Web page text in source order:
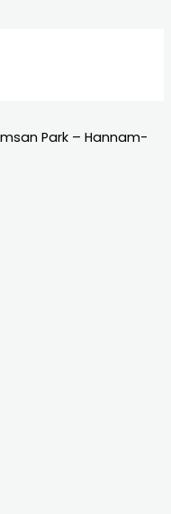
Park – Hannam-